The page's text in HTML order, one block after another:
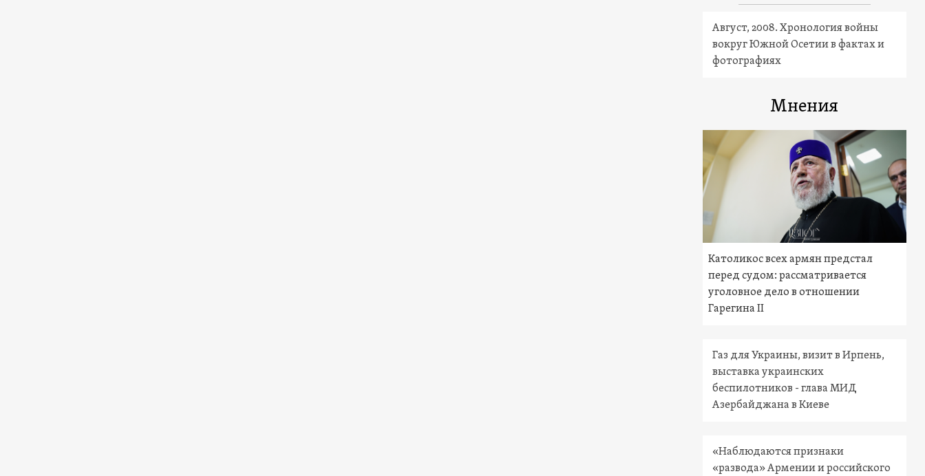
Август, 2008. Хронология войны
вокруг Южной Осетии в фактах и
фотографиях
Мнения
Католикос всех армян предстал
перед судом: рассматривается
уголовное дело в отношении
Гарегина II
Газ для Украины, визит в Ирпень,
выставка украинских
беспилотников - глава МИД
Азербайджана в Киеве
«Наблюдаются признаки
«развода» Армении и российского